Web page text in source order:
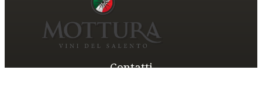
Contatti